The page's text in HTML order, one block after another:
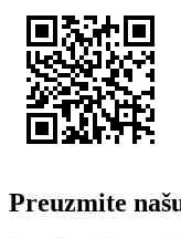
Preuzmite